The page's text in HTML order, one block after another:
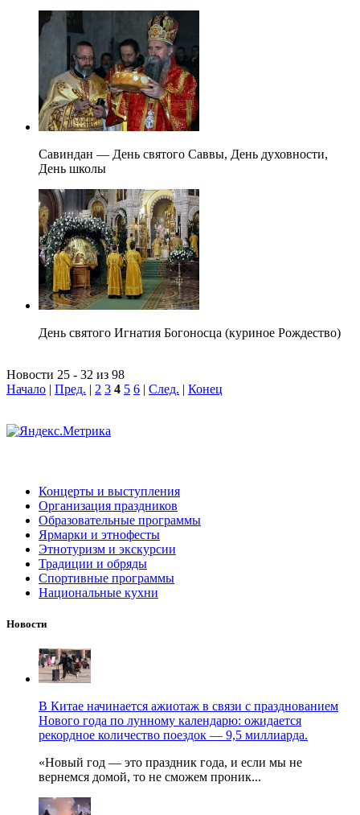
Савиндан — День святого Саввы, День духовности,
День школы
День святого Игнатия Богоносца (куриное Рождество)
Новости 25 - 32 из 98
Начало | Пред. | 2 3 4 5 6 | След. | Конец
Концерты и выступления
Организация праздников
Образовательные программы
Ярмарки и этнофесты
Этнотуризм и экскурсии
Традиции и обряды
Спортивные программы
Национальные кухни
Новости
В Китае начинается ажиотаж в связи с празднованием
Нового года по лунному календарю: ожидается
рекордное количество поездок — 9,5 миллиарда.
«Новый год — это праздник года, и если мы не
вернемся домой, то не сможем проник...